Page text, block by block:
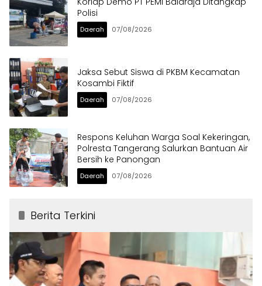
Polisi
Daerah 07/08/2026
Jaksa Sebut Siswa di PKBM Kecamatan
Kosambi Fiktif
Daerah 07/08/2026
Respons Keluhan Warga Soal Kekeringan,
Polresta Tangerang Salurkan Bantuan Air
Bersih ke Panongan
Daerah 07/08/2026
Berita Terkini